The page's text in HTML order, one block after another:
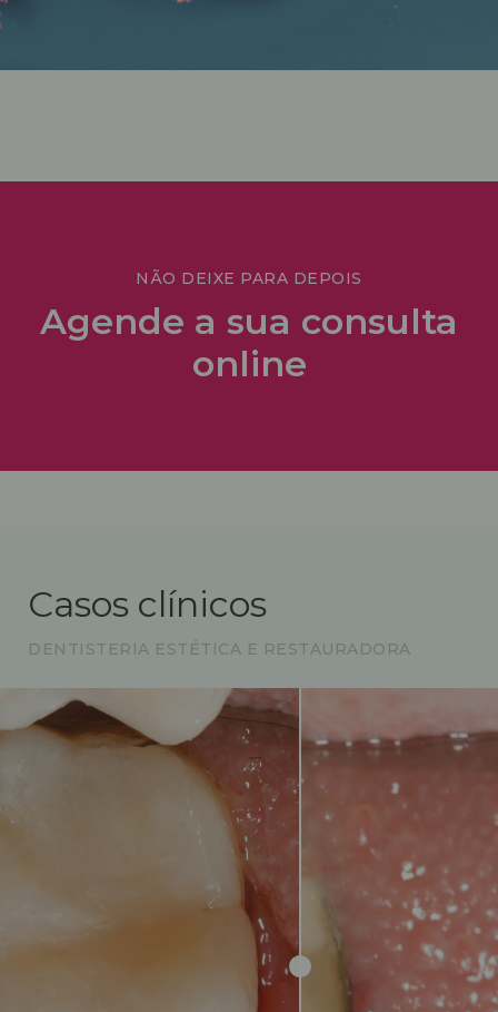
NÃO DEIXE PARA DEPOIS
Agende a sua consulta
online
Casos clínicos
DENTISTERIA ESTÉTICA E RESTAURADORA